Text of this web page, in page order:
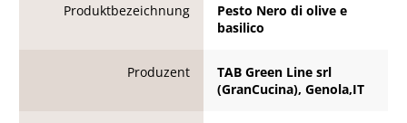
Produktbezeichnung
Pesto Nero di olive e
basilico
Produzent
TAB Green Line srl
(GranCucina), Genola,IT